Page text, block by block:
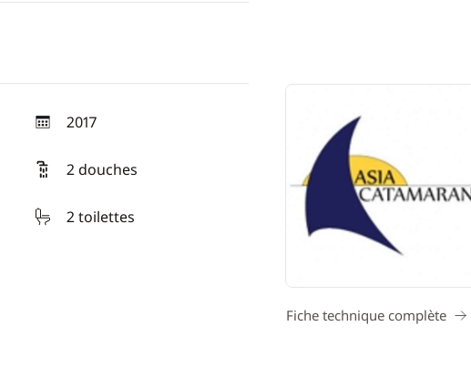
2017
année
2 douches
2 toilettes
Fiche technique complète